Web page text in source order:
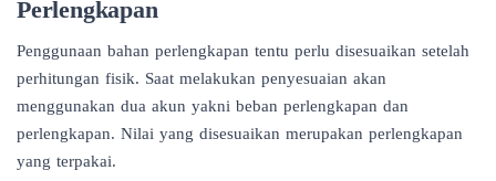
Perlengkapan
Penggunaan bahan perlengkapan tentu perlu disesuaikan setelah
perhitungan fisik. Saat melakukan penyesuaian akan
menggunakan dua akun yakni beban perlengkapan dan
perlengkapan. Nilai yang disesuaikan merupakan perlengkapan
yang terpakai.